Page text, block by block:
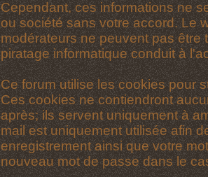
Cependant, ces informations ne
ou société sans votre accord. Le
modérateurs ne peuvent pas
piratage informatique conduit à
Ce forum utilise les cookies pour
Ces cookies ne contiendront
après; ils servent uniquement à
mail est uniquement utilisée afin
enregistrement ainsi que votre
nouveau mot de passe dans le